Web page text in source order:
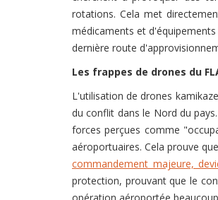
rotations. Cela met
médicaments et
dernière route
Les frappes de drones du
L'utilisation de drones
du conflit dans le Nord du
forces perçues comme
aéroportuaires. Cela prouve
commandement majeure,
protection, prouvant que le